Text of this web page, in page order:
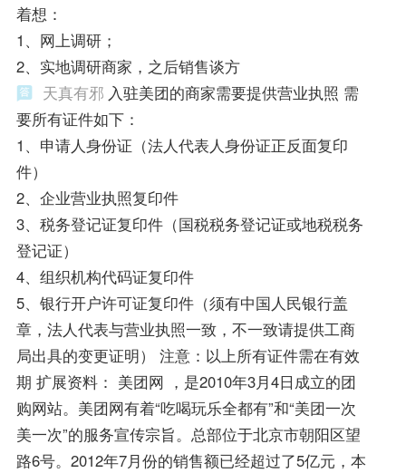
着想：
1、网上调研；
2、实地调研商家，之后销售谈方
天真有邪 入驻美团的商家需要提供营业执照 需
要所有证件如下：
1、申请人身份证（法人代表人身份证正反面复印
件）
2、企业营业执照复印件
3、税务登记证复印件（国税税务登记证或地税税务
登记证）
4、组织机构代码证复印件
5、银行开户许可证复印件（须有中国人民银行盖
章，法人代表与营业执照一致，不一致请提供工商
局出具的变更证明） 注意：以上所有证件需在有效
期 扩展资料： 美团网 ，是2010年3月4日成立的团
购网站。美团网有着“吃喝玩乐全都有”和“美团一次
美一次”的服务宣传宗旨。总部位于北京市朝阳区望
路6号。2012年7月份的销售额已经超过了5亿元，本